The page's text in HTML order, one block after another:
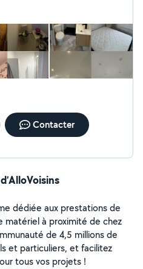
compétitifs. Mes
bois ) Rénovation
enduit,peinture,
douche toutes tipes,fixation
Contacter
dédiée aux prestations de
matériel à proximité de chez
de 4,5 millions de
et particuliers, et facilitez
tous vos projets !